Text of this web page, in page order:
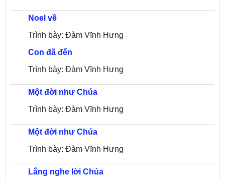
Nhóm MTV
Noel về
Trình bày: Đàm Vĩnh Hưng
Con đã đến
Trình bày: Đàm Vĩnh Hưng
Một đời như Chúa
Trình bày: Đàm Vĩnh Hưng
Một đời như Chúa
Trình bày: Đàm Vĩnh Hưng
Lắng nghe lời Chúa